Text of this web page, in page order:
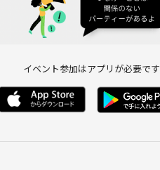
イベント参加はアプリが必要です